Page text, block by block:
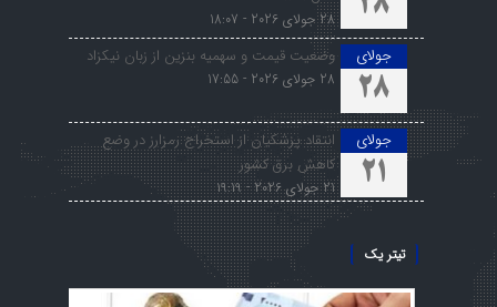
28 28 جولای 2026 - 18:07
جولای
28
وضعیت قیمت و سهمیه بنزین از زبان نیکزاد
28 جولای 2026 - 17:55
جولای
21
انتقاد پزشکیان از استخراج رمزارز در وضع
کاهش برق کشور
21 جولای 2026 - 19:19
تیتر یک